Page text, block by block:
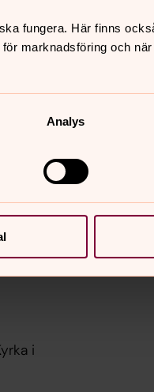
fungera. Här finns
marknadsföring och
Analys
Simon
i